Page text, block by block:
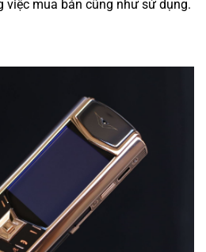
việc mua bán cũng như sử dụng.